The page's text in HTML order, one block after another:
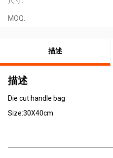
MOQ:
描述
描述
Die cut handle bag
Size:30X40cm